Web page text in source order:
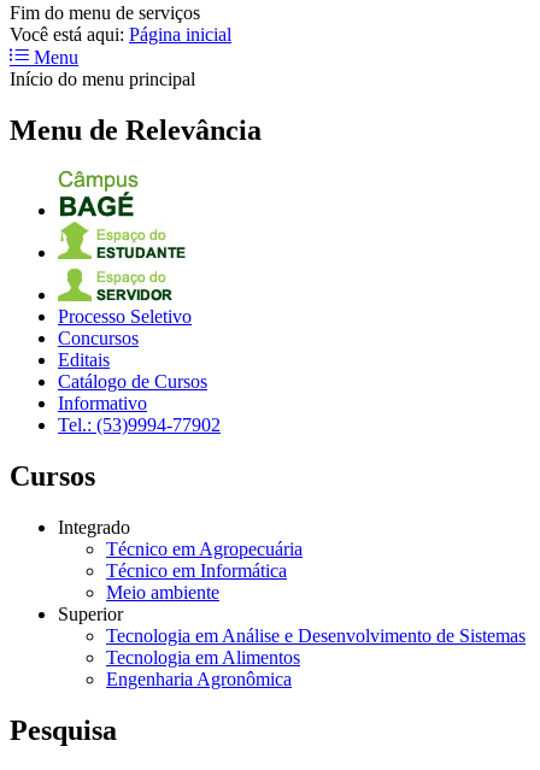
Fim do menu de serviços
Você está aqui: Página inicial
Menu
Início do menu principal
Menu de Relevância
Processo Seletivo
Concursos
Editais
Catálogo de Cursos
Informativo
Tel.: (53)9994-77902
Cursos
Integrado
Técnico em Agropecuária
Técnico em Informática
Meio ambiente
Superior
Tecnologia em Análise e Desenvolvimento de Sistemas
Tecnologia em Alimentos
Engenharia Agronômica
Pesquisa